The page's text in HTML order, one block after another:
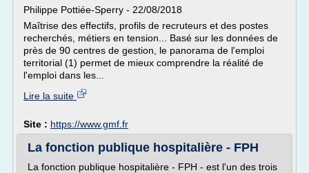
Philippe Pottiée-Sperry - 22/08/2018
Maîtrise des effectifs, profils de recruteurs et des postes
recherchés, métiers en tension... Basé sur les données de
près de 90 centres de gestion, le panorama de l'emploi
territorial (1) permet de mieux comprendre la réalité de
l'emploi dans les...
Lire la suite
Site : https://www.gmf.fr
La fonction publique hospitalière - FPH
La fonction publique hospitalière - FPH - est l'un des trois